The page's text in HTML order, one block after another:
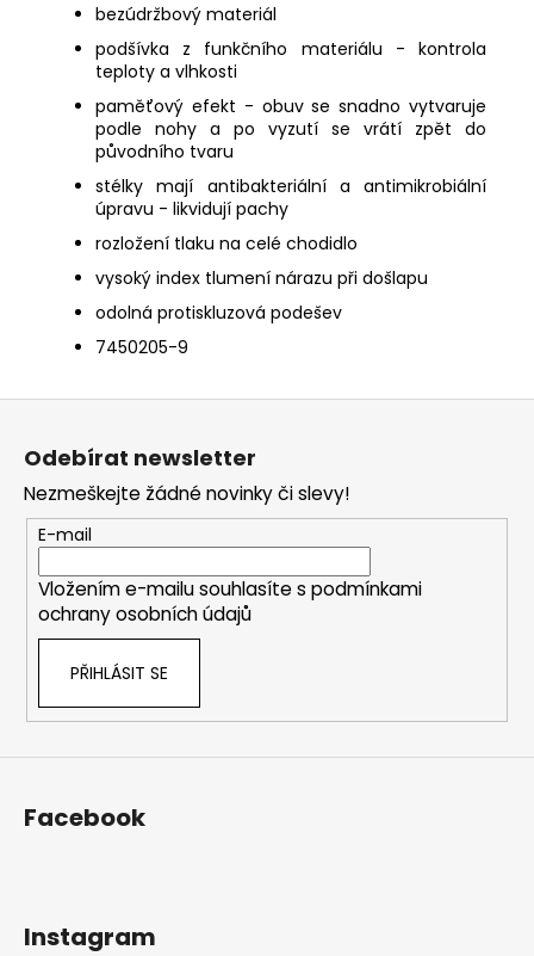
bezúdržbový materiál
podšívka z funkčního materiálu - kontrola
teploty a vlhkosti
paměťový efekt - obuv se snadno vytvaruje
podle nohy a po vyzutí se vrátí zpět do
původního tvaru
stélky mají antibakteriální a antimikrobiální
úpravu - likvidují pachy
rozložení tlaku na celé chodidlo
vysoký index tlumení nárazu při došlapu
odolná protiskluzová podešev
7450205-9
Z
Odebírat newsletter
Nezmeškejte žádné novinky či slevy!
E-mail
Vložením e-mailu souhlasíte s podmínkami
ochrany osobních údajů
PŘIHLÁSIT SE
Facebook
Instagram